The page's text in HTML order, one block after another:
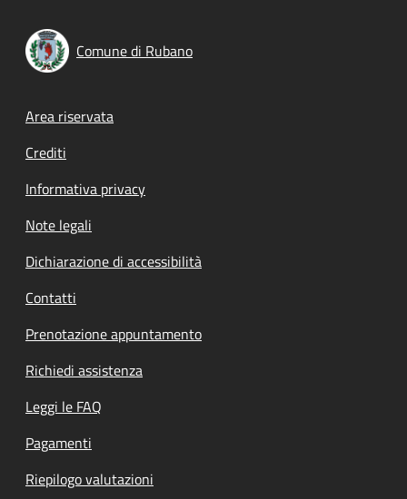
Comune di Rubano
Footer menu
Area riservata
Crediti
Informativa privacy
Note legali
Dichiarazione di accessibilità
Contatti
Prenotazione appuntamento
Richiedi assistenza
Leggi le FAQ
Pagamenti
Riepilogo valutazioni